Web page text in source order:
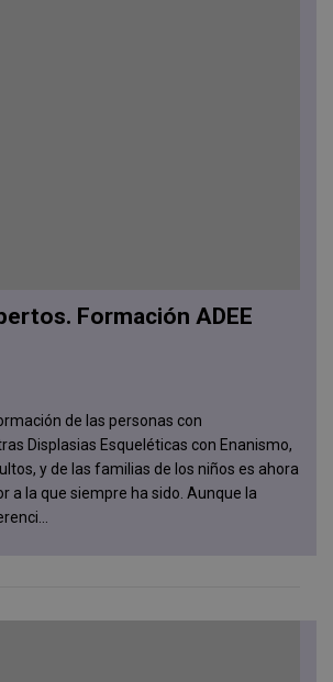
Formación ADEE
de las personas con
Displasias Esqueléticas con Enanismo,
y de las familias de los niños es ahora
a la que siempre ha sido. Aunque la